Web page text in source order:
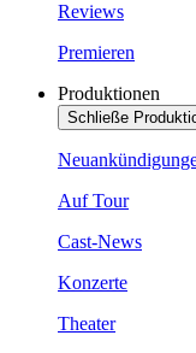
Reviews
Premieren
Produktionen
Schließe
Auf Tour
Cast-News
Konzerte
Theater